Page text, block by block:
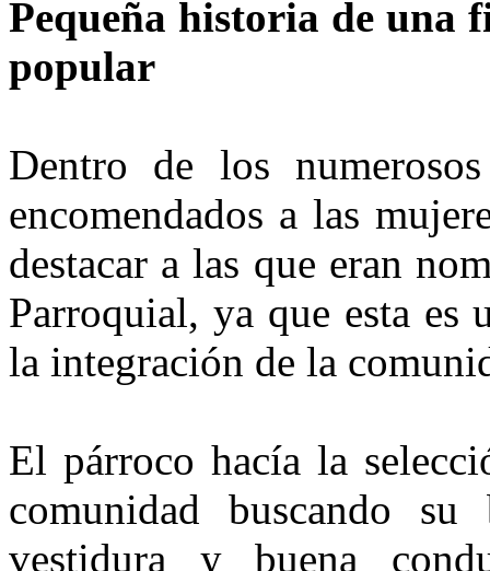
Pequeña historia de una
popular
Dentro de los
encomendados a las
destacar a las que eran
Parroquial, ya que esta es
la integración de la
El párroco hacía la
comunidad buscando
vestidura y buena